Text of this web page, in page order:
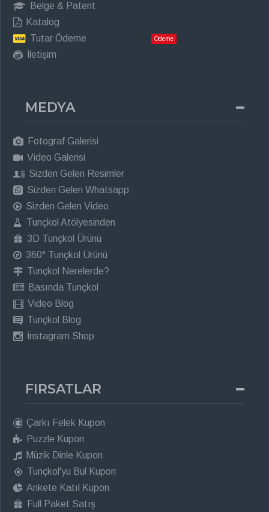
Belge & Patent
Katalog
Tutar Ödeme
Ödeme
İletişim
MEDYA
Fotograf Galerisi
Video Galerisi
Sizden Gelen Resimler
Sizden Gelen Whatsapp
Sizden Gelen Video
Tunçkol Atölyesinden
3D Tunçkol Ürünü
360° Tunçkol Ürünü
Tunçkol Nerelerde?
Basında Tunçkol
Video Blog
Tunçkol Blog
İnstagram Shop
FIRSATLAR
Çarkı Felek Kupon
Puzzle Kupon
Müzik Dinle Kupon
Tunçkol'yu Bul Kupon
Ankete Katıl Kupon
Full Paket Satış